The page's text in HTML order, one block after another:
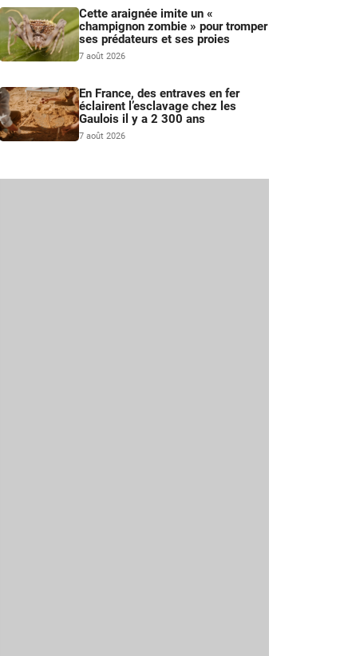
Cette araignée imite un «
champignon zombie » pour tromper
ses prédateurs et ses proies
7 août 2026
En France, des entraves en fer
éclairent l’esclavage chez les
Gaulois il y a 2 300 ans
7 août 2026